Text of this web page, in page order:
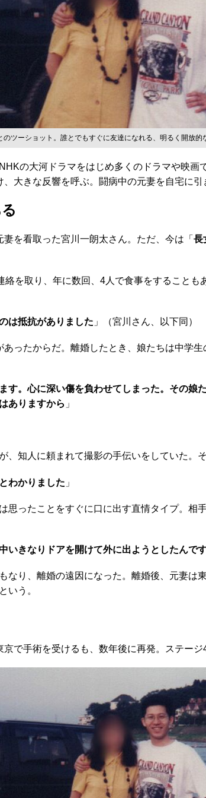
のツーショット。誰とでもすぐに友達になれる、明るく開放的
の大河ドラマをはじめ多くのドラマや映画
大きな反響を呼ぶ。闘病中の元妻を自宅に引
を看取った宮川一朗太さん。ただ、今は「 長
取り、年に数回、4人で食事をすることも
は抵抗がありました 」（宮川さん、以下同）
たからだ。離婚したとき、娘たちは中学
す。心に深い傷を負わせてしまった。その
ありますから 」
知人に頼まれて撮影の手伝いをしていた。
わかりました 」
ったことをすぐに口に出す直情タイプ。相
いきなりドアを開けて外に出ようとしたんで
り、離婚の遠因になった。離婚後、元妻は
いう。
手術を受けるも、数年後に再発。ステージ